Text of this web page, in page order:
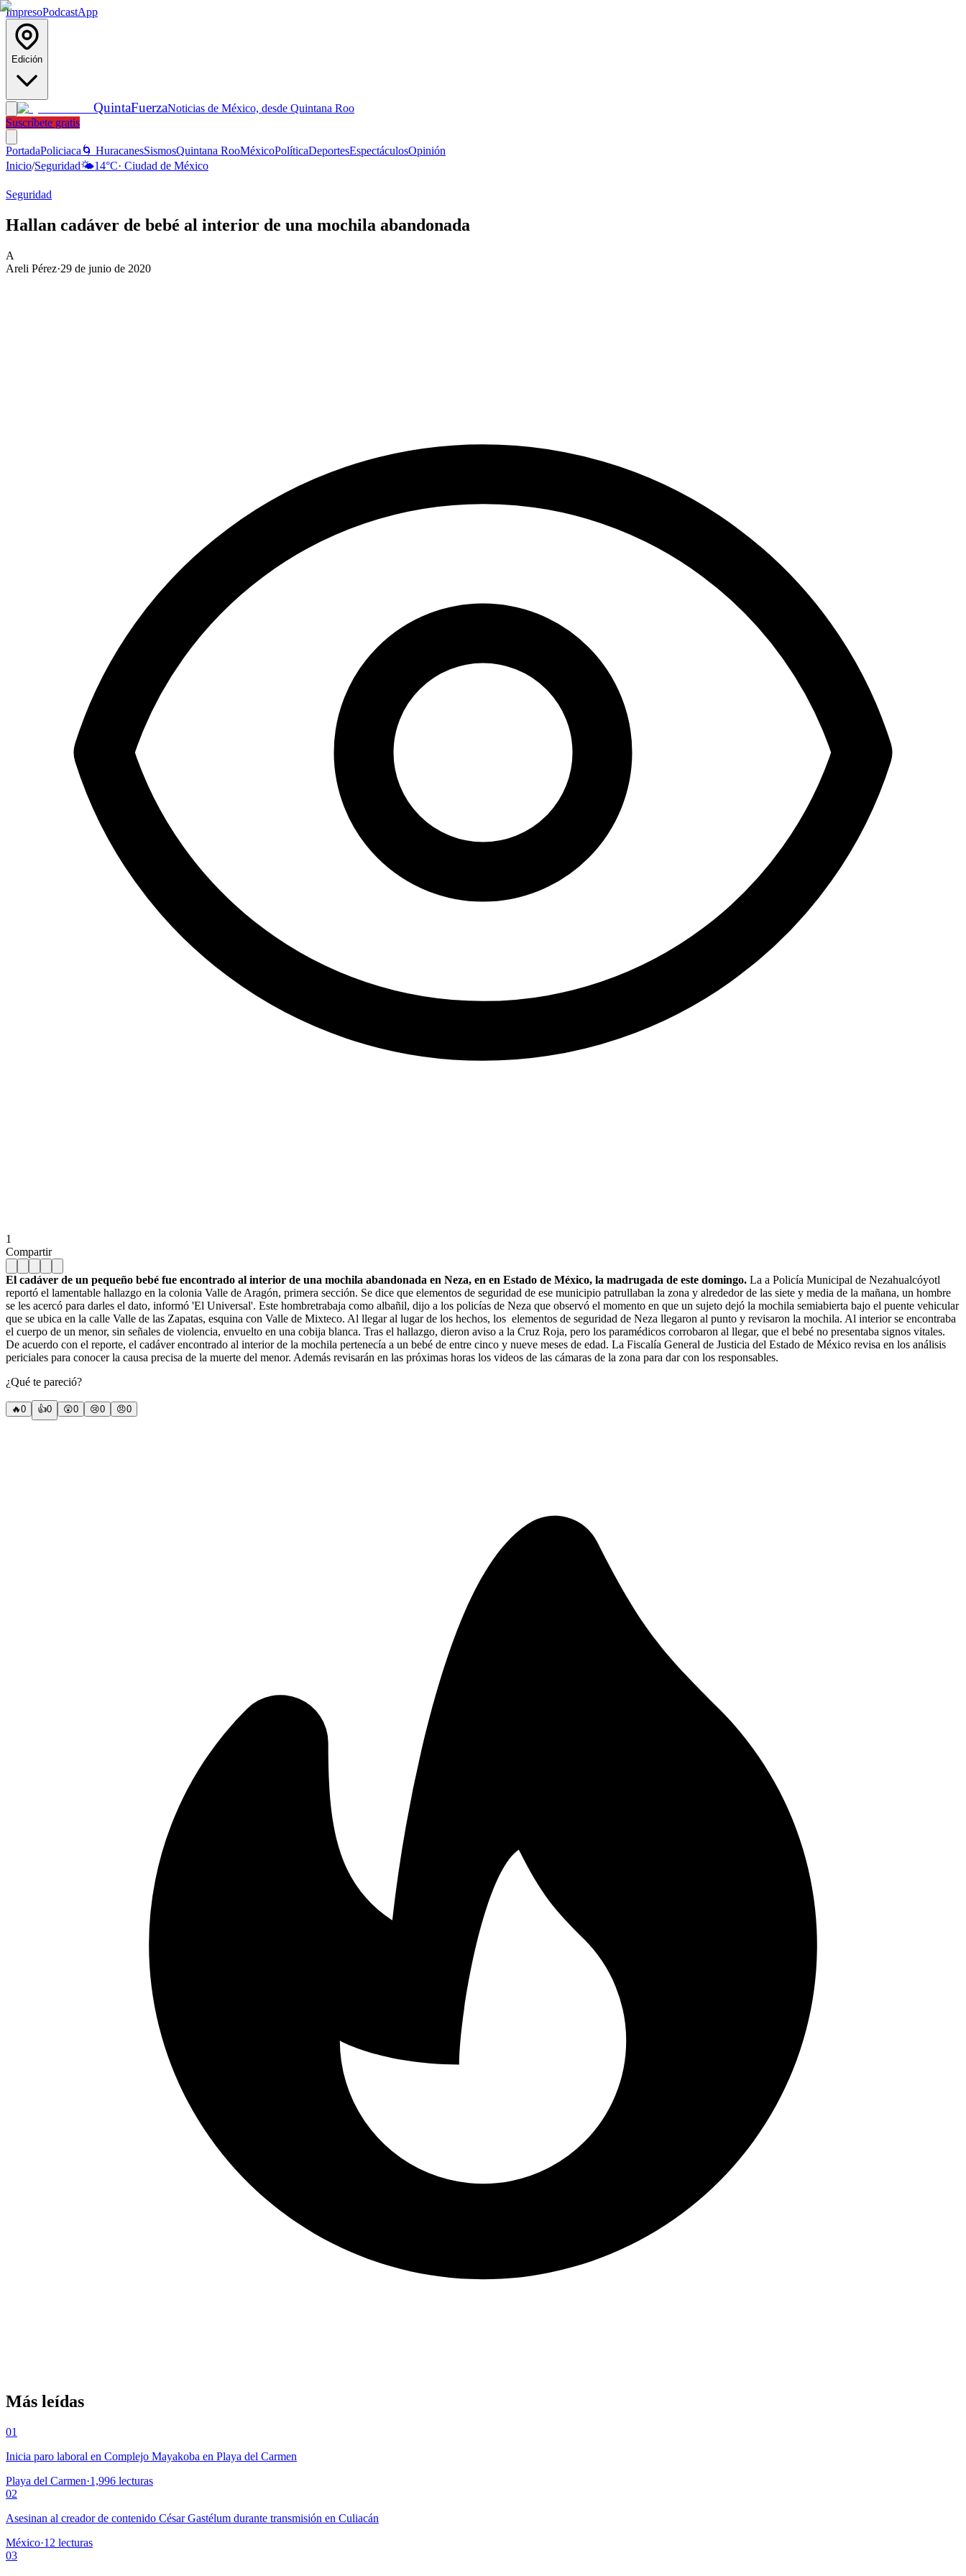
ImpresoPodcastApp
Edición
QuintaFuerzaNoticias de México, desde Quintana Roo
Suscríbete gratis
PortadaPoliciaca 🌀 HuracanesSismosQuintana RooMéxicoPolíticaDeportesEspectáculosOpinión
Inicio/Seguridad🌤️14°C· Ciudad de México
Seguridad
Hallan cadáver de bebé al interior de una mochila abandonada
A
Areli Pérez·29 de junio de 2020
1
Compartir
El cadáver de un pequeño bebé fue encontrado al interior de una mochila abandonada en Neza, en en Estado de México, la madrugada de este domingo. La a Policía Municipal de Nezahualcóyotl
reportó el lamentable hallazgo en la colonia Valle de Aragón, primera sección. Se dice que elementos de seguridad de ese municipio patrullaban la zona y alrededor de las siete y media de la mañana, un hombre
se les acercó para darles el dato, informó 'El Universal'. Este hombretrabaja como albañil, dijo a los policías de Neza que observó el momento en que un sujeto dejó la mochila semiabierta bajo el puente vehicular
que se ubica en la calle Valle de las Zapatas, esquina con Valle de Mixteco. Al llegar al lugar de los hechos, los elementos de seguridad de Neza llegaron al punto y revisaron la mochila. Al interior se encontraba
el cuerpo de un menor, sin señales de violencia, envuelto en una cobija blanca. Tras el hallazgo, dieron aviso a la Cruz Roja, pero los paramédicos corrobaron al llegar, que el bebé no presentaba signos vitales.
De acuerdo con el reporte, el cadáver encontrado al interior de la mochila pertenecía a un bebé de entre cinco y nueve meses de edad. La Fiscalía General de Justicia del Estado de México revisa en los análisis
periciales para conocer la causa precisa de la muerte del menor. Además revisarán en las próximas horas los videos de las cámaras de la zona para dar con los responsables.
¿Qué te pareció?
🔥0 👍0 😲0 😢0 😠0
Más leídas
01
Inicia paro laboral en Complejo Mayakoba en Playa del Carmen
Playa del Carmen·1,996 lecturas
02
Asesinan al creador de contenido César Gastélum durante transmisión en Culiacán
México·12 lecturas
03